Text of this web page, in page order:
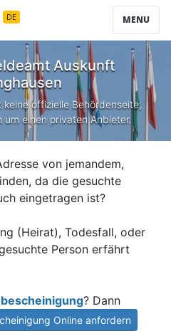
DE MENU
Auskunft
offizielle Behördenseite,
einen privaten Anbieter.
von jemandem,
da die gesuchte
eingetragen ist?
(Heirat), Todesfall, oder
Person erfährt
? Dann
Online anfordern